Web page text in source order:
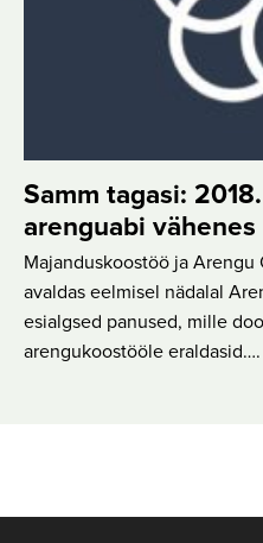
Samm tagasi:
arenguabi vähenes
Majanduskoostöö ja Arengu
avaldas eelmisel nädalal
esialgsed panused, mille
arengukoostööle eraldasid….